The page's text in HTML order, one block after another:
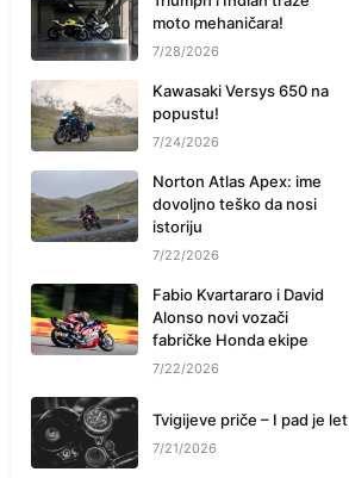
moto mehaničara!
7/28/2026
Kawasaki Versys 650 na
popustu!
7/24/2026
Norton Atlas Apex: ime
dovoljno teško da nosi
istoriju
7/22/2026
Fabio Kvartararo i David
Alonso novi vozači
fabričke Honda ekipe
7/22/2026
Tvigijeve priče – I pad je let
7/21/2026